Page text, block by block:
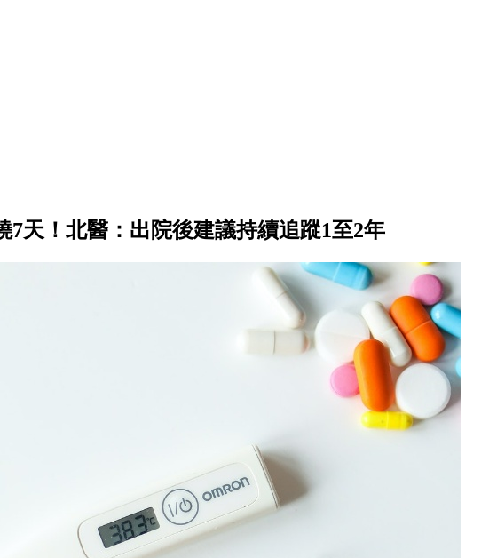
天！北醫：出院後建議持續追蹤1至2年